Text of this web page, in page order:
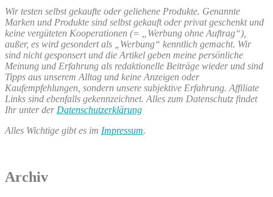
Wir testen selbst gekaufte oder geliehene Produkte. Genannte
Marken und Produkte sind selbst gekauft oder privat geschenkt und
keine vergüteten Kooperationen (= „Werbung ohne Auftrag“),
außer, es wird gesondert als „Werbung“ kenntlich gemacht. Wir
sind nicht gesponsert und die Artikel geben meine persönliche
Meinung und Erfahrung als redaktionelle Beiträge wieder und sind
Tipps aus unserem Alltag und keine Anzeigen oder
Kaufempfehlungen, sondern unsere subjektive Erfahrung. Affiliate
Links sind ebenfalls gekennzeichnet. Alles zum Datenschutz findet
Ihr unter der Datenschutzerklärung
Alles Wichtige gibt es im Impressum.
Archiv